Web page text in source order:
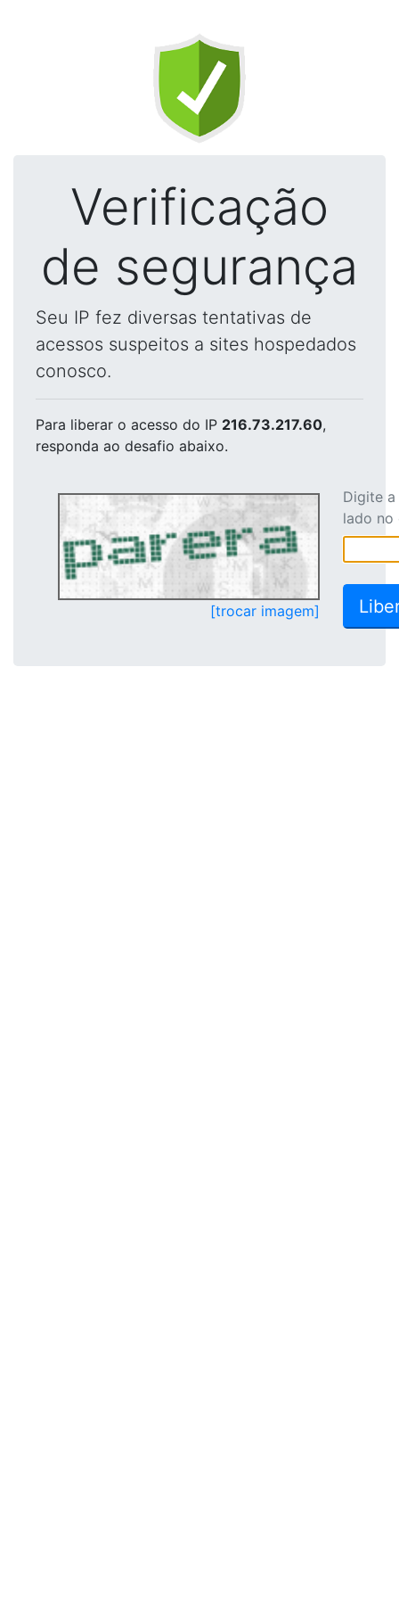
Verificação
de segurança
Seu IP fez diversas tentativas de
acessos suspeitos a sites hospedados
conosco.
Para liberar o acesso do IP 216.73.217.60,
responda ao desafio abaixo.
[trocar imagem]
Digite
lado no